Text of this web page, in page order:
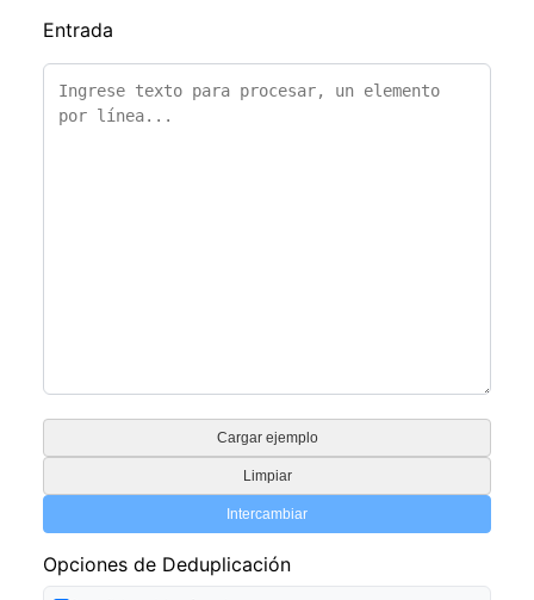
Entrada
Cargar ejemplo
Limpiar
Intercambiar
Opciones de Deduplicación